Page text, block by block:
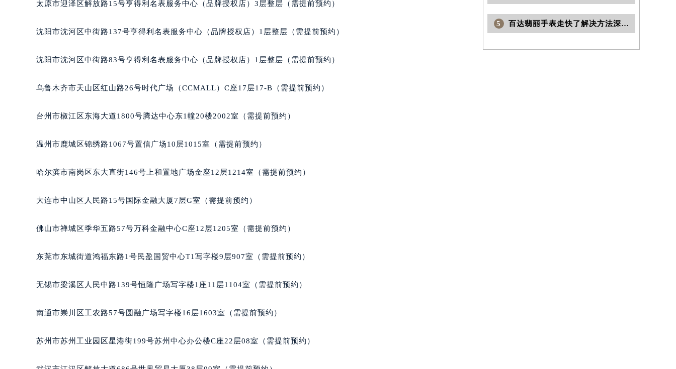
辽宁省丹东市振兴区七经街百达翡丽售后服务中心（需提前预约）
辽宁省阜新市海州区解放大街百达翡丽售后服务中心（需提前预约）
辽宁省锦州市古塔区中央大街百达翡丽售后服务中心（需提前预约）
辽宁省盘锦市兴隆台区石油大街百达翡丽售后服务中心（需提前预约）
辽宁省营口市站前区市府路与渤海大街交叉口百达翡丽售后服务中心（需提前预约）
辽宁省沈阳市沈河区中街路83号亨得利名表维修授权店1楼百达翡丽售后服务中心（需提前预约）
北京市东城区东长安街1号王府井东方广场W3座6层602室百达翡丽售后服务中心（需提前预约）
内蒙古自治区阿拉善盟市左旗土尔扈特大街百达翡丽售后服务中心（需提前预约）
内蒙古自治区包头市青山区幸福路甲3号王府井百货名表维修百达翡丽售后服务中心（需提前预约）
内蒙古自治区鄂尔多斯市东胜区伊金霍洛街百达翡丽售后服务中心（需提前预约）
内蒙古自治区通辽市科尔沁区明仁大街百达翡丽售后服务中心（需提前预约）
内蒙古自治区乌兰察布市集宁区恩和大街百达翡丽售后服务中心（需提前预约）
内蒙古自治区兴安盟市乌兰浩特市兴安大街百达翡丽售后服务中心（需提前预约）
太原市迎泽区解放路15号亨得利名表服务中心（品牌授权店）3层整层（需提前预约）
沈阳市沈河区中街路137号亨得利名表服务中心（品牌授权店）1层整层（需提前预约）
沈阳市沈河区中街路83号亨得利名表服务中心（品牌授权店）1层整层（需提前预约）
乌鲁木齐市天山区红山路26号时代广场（CCMALL）C座17层17-B（需提前预约）
台州市椒江区东海大道1800号腾达中心东1幢20楼2002室（需提前预约）
温州市鹿城区锦绣路1067号置信广场10层1015室（需提前预约）
哈尔滨市南岗区东大直街146号上和置地广场金座12层1214室（需提前预约）
大连市中山区人民路15号国际金融大厦7层G室（需提前预约）
佛山市禅城区季华五路57号万科金融中心C座12层1205室（需提前预约）
东莞市东城街道鸿福东路1号民盈国贸中心T1写字楼9层907室（需提前预约）
无锡市梁溪区人民中路139号恒隆广场写字楼1座11层1104室（需提前预约）
南通市崇川区工农路57号圆融广场写字楼16层1603室（需提前预约）
苏州市苏州工业园区星港街199号苏州中心办公楼C座22层08室（需提前预约）
5 百达翡丽手表走快了解决方法深度解析